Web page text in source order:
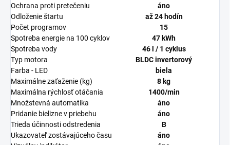
Ochrana proti pretečeniu
áno
Odloženie štartu
až 24 hodín
Počet programov
15
Spotreba energie na 100 cyklov
47 kWh
Spotreba vody
46 l / 1 cyklus
Typ motora
BLDC invertorový
Farba - LED
biela
Maximálne zaťaženie (kg)
8 kg
Maximálna rýchlosť otáčania
1400/min
Množstevná automatika
áno
Pridanie bielizne v priebehu
áno
Trieda účinnosti odstredenia
B
Ukazovateľ zostávajúceho času
áno